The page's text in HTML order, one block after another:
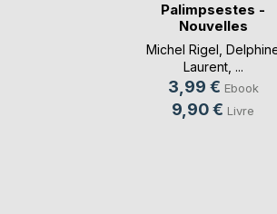
Palimpsestes -
Nouvelles
inspirées(...)
Michel Rigel ,
Laurent, ...
3,99 € Ebook
9,90 € Livre